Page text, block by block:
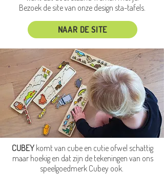
Bezoek de site van onze design sta-tafels.
NAAR DE SITE
CUBEY komt van cube en cutie ofwel schattig
maar hoekig en dat zijn de tekeningen van ons
speelgoedmerk Cubey ook.